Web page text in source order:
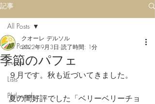
記事
All Posts
Events
Lists
Philosophy
All Posts
季節のパフェ
クオーレ デルソル
2022年9月3日 読了時間: 1分
９月です。秋も近づいてきました。
夏の間好評でした「ベリーベリーチョ